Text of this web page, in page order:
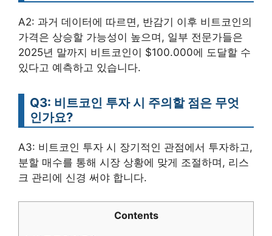
A2: 과거 데이터에 따르면, 반감기 이후 비트코인의
가격은 상승할 가능성이 높으며, 일부 전문가들은
2025년 말까지 비트코인이 $100.000에 도달할 수
있다고 예측하고 있습니다.
Q3: 비트코인 투자 시 주의할 점은 무엇
인가요?
A3: 비트코인 투자 시 장기적인 관점에서 투자하고,
분할 매수를 통해 시장 상황에 맞게 조절하며, 리스
크 관리에 신경 써야 합니다.
Contents